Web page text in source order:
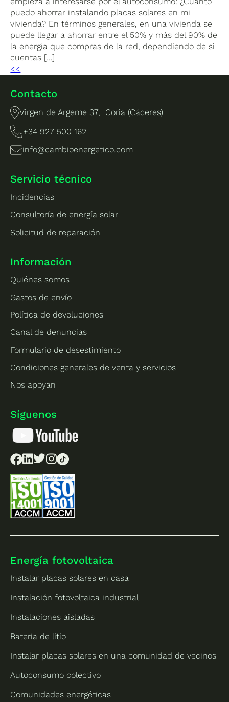
puedo ahorrar instalando placas solares en mi
vivienda? En términos generales, en una vivienda se
puede llegar a ahorrar entre el 50% y más del 90% de
la energía que compras de la red, dependiendo de si
cuentas […]
<<
Contacto
Virgen de Argeme 37, Coria (Cáceres)
+34 927 500 162
info@cambioenergetico.com
Servicio técnico
Incidencias
Consultoría de energía solar
Solicitud de reparación
Información
Quiénes somos
Gastos de envío
Política de devoluciones
Canal de denuncias
Formulario de desestimiento
Condiciones generales de venta y servicios
Nos apoyan
Síguenos
Energía fotovoltaica
Instalar placas solares en casa
Instalación fotovoltaica industrial
Instalaciones aisladas
Batería de litio
Instalar placas solares en una comunidad de vecinos
Autoconsumo colectivo
Comunidades energéticas